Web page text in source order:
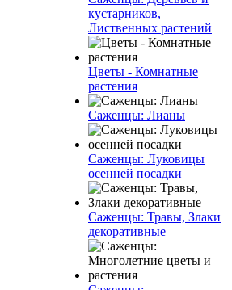
кустарников,
Лиственных растений
Цветы - Комнатные
растения
Саженцы: Лианы
Саженцы: Луковицы
осенней посадки
Саженцы: Травы, Злаки
декоративные